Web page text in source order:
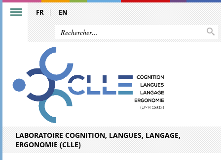
FR EN
LABORATOIRE COGNITION, LANGUES, LANGAGE,
ERGONOMIE (CLLE)